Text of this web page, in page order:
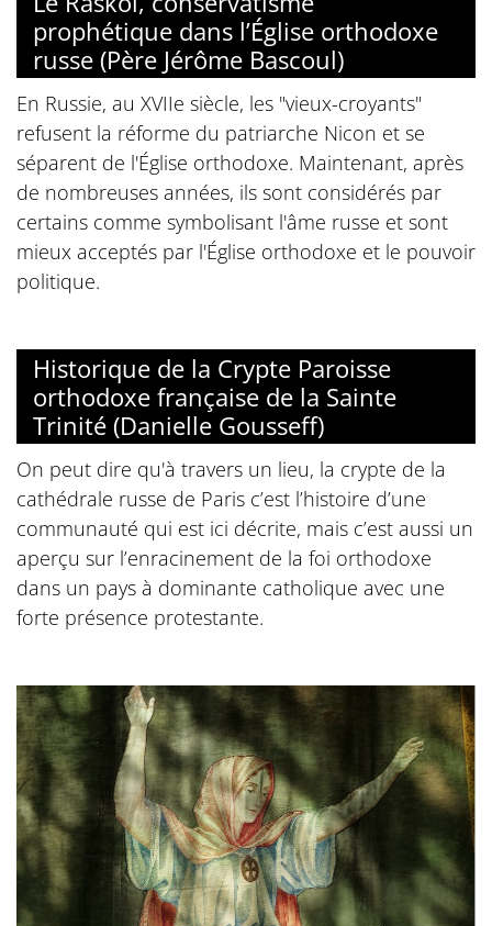
prophétique dans l’Église orthodoxe
russe (Père Jérôme Bascoul)
En Russie, au XVIIe siècle, les "vieux-croyants"
refusent la réforme du patriarche Nicon et se
séparent de l'Église orthodoxe. Maintenant, après
de nombreuses années, ils sont considérés par
certains comme symbolisant l'âme russe et sont
mieux acceptés par l'Église orthodoxe et le pouvoir
politique.
Historique de la Crypte Paroisse
orthodoxe française de la Sainte
Trinité (Danielle Gousseff)
On peut dire qu'à travers un lieu, la crypte de la
cathédrale russe de Paris c’est l’histoire d’une
communauté qui est ici décrite, mais c’est aussi un
aperçu sur l’enracinement de la foi orthodoxe
dans un pays à dominante catholique avec une
forte présence protestante.